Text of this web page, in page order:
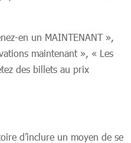
en un MAINTENANT »,
maintenant », « Les
des billets au prix
d’inclure un moyen de se